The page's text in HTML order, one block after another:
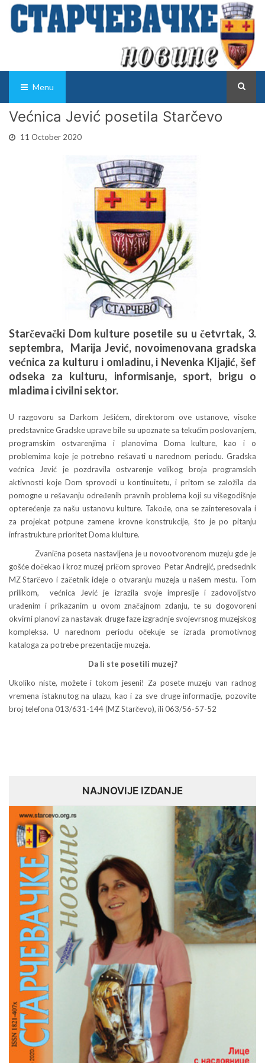
Menu
Većnica Jević posetila Starčevo
11 October 2020
Starčevački Dom kulture posetile su u četvrtak, 3.
septembra, Marija Jević, novoimenovana gradska
većnica za kulturu i omladinu, i Nevenka Kljajić, šef
odseka za kulturu, informisanje, sport, brigu o
mladima i civilni sektor.
U razgovoru sa Darkom Ješićem, direktorom ove ustanove, visoke
predstavnice Gradske uprave bile su upoznate sa tekućim poslovanjem,
programskim ostvarenjima i planovima Doma kulture, kao i o
problemima koje je potrebno rešavati u narednom periodu. Gradska
većnica Jević je pozdravila ostvarenje velikog broja programskih
aktivnosti koje Dom sprovodi u kontinuitetu, i pritom se založila da
pomogne u rešavanju određenih pravnih problema koji su višegodišnje
opterećenje za našu ustanovu kulture. Takođe, ona se zainteresovala i
za projekat potpune zamene krovne konstrukcije, što je po pitanju
infrastrukture prioritet Doma klulture.
Zvanična poseta nastavljena je u novootvorenom muzeju gde je
gošće dočekao i kroz muzej pričom sproveo Petar Andrejić, predsednik
MZ Starčevo i začetnik ideje o otvaranju muzeja u našem mestu. Tom
prilikom, većnica Jević je izrazila svoje impresije i zadovoljstvo
urađenim i prikazanim u ovom značajnom zdanju, te su dogovoreni
okvirni planovi za nastavak druge faze izgradnje svojevrsnog muzejskog
kompleksa. U narednom periodu očekuje se izrada promotivnog
kataloga za potrebe prezentacije muzeja.
Da li ste posetili muzej?
Ukoliko niste, možete i tokom jeseni! Za posete muzeju van radnog
vremena istaknutog na ulazu, kao i za sve druge informacije, pozovite
broj telefona 013/631-144 (MZ Starčevo), ili 063/56-57-52
NAJNOVIJE IZDANJE